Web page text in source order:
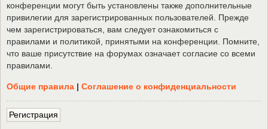
конференции могут быть установлены также дополнительные
привилегии для зарегистрированных пользователей. Прежде
чем зарегистрироваться, вам следует ознакомиться с
правилами и политикой, принятыми на конференции. Помните,
что ваше присутствие на форумах означает согласие со всеми
правилами.
Общие правила | Соглашение о конфиденциальности
Регистрация